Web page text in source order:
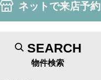
ネットで来店予約
SEARCH
物件検索